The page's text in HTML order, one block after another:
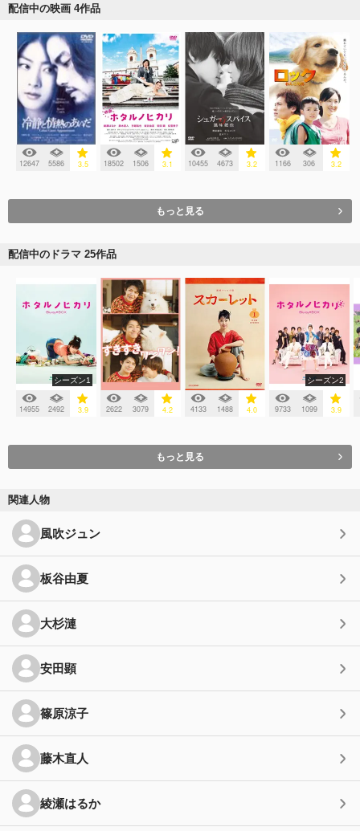
配信中の映画 4作品
12647 5586 3.5 18502 1506 3.1 10455 4673 3.2 1166 306 3.2
もっと見る
配信中のドラマ 25作品
シーズン1
14955 2492 3.9 2622 3079 4.2 4133 1488 4.0
シーズン2
9733 1099 3.9
もっと見る
関連人物
風吹ジュン
板谷由夏
大杉漣
安田顕
篠原涼子
藤木直人
綾瀬はるか